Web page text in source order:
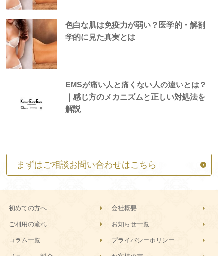
色白な肌は免疫力が弱い？医学的・解剖
学的に見た真実とは
EMSが痛い人と痛くない人の違いとは？
｜感じ方のメカニズムと正しい対処法を
解説
まずはご相談お問い合わせはこちら
初めての方へ 会社概要
ご利用の流れ お知らせ一覧
コラム一覧 プライバシーポリシー